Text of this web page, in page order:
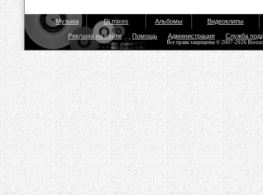
Музыка Dj mixes Альбомы Видеоклипы
Реклама на сайте Помощь Администрация Служба
Все права защищены © 2007-2026